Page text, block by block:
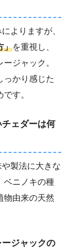
よりますが、
」を重視し、
ジャック。
っかり感じた
す。
ェダーは何
や製法に大きな
ベニノキの種
物由来の天然
ジャックの